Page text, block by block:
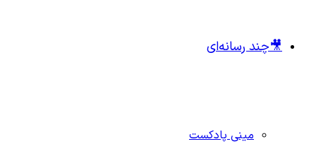
🎥چند رسانه‌ای
مینی پادکست